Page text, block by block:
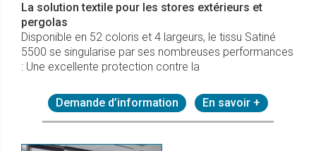
La solution textile pour les stores extérieurs et
pergolas
Disponible en 52 coloris et 4 largeurs, le tissu Satiné
5500 se singularise par ses nombreuses performances
: Une excellente protection contre la
Demande d’information En savoir +